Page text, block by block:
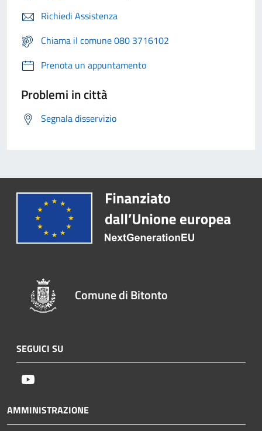
Richiedi Assistenza
Chiama il comune 080 3716102
Prenota un appuntamento
Problemi in città
Segnala disservizio
Comune di Bitonto
SEGUICI SU
AMMINISTRAZIONE